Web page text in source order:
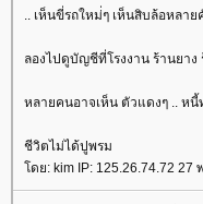
.. เห็นขี่รถใหม่่ๆ เห็นสิบล้อหลาย
ลองไปดูบัญชีที่โรงงาน ร้านยาง
หลายคนอาจเห็น ตัวแดงๆ .. ห
ชีวิตไม่ได้ปูพรม
ดย: kim IP: 125.26.74.72 27